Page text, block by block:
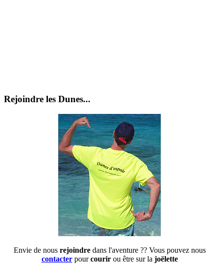
Rejoindre les Dunes...
Envie de nous rejoindre dans l'aventure ?? Vous pouvez nous
contacterpourcourir ou être sur la joëlette